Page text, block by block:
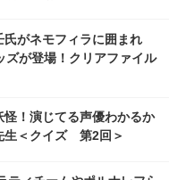
氏がネモフィラに囲まれ
が登場！クリアファイル
怪！演じてる声優わかるか
生＜クイズ 第2回＞